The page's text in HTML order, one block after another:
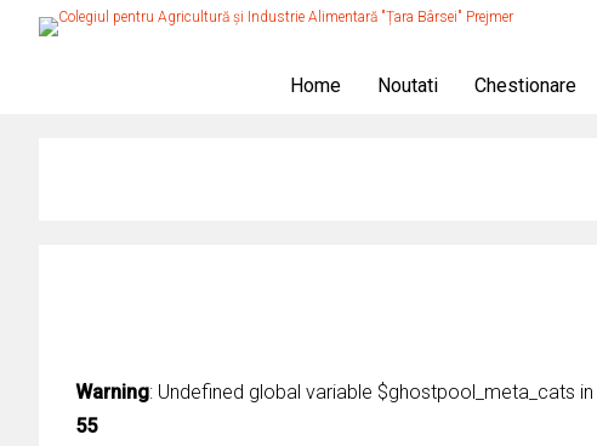
Home Noutati Chestionare
Warning: Undefined global variable $ghostpool_meta_cats in
55